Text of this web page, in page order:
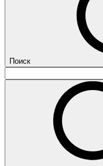
Поиск